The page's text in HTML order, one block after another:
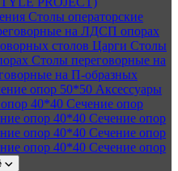
Столы операторские
на ЛДСП опорах
столов Царги Столы
Столы переговорные на
на П-образных
опор 50*50 Аксессуары
40*40 Сечение опор
опор 40*40 Сечение опор
опор 40*40 Сечение опор
опор 40*40 Сечение опор